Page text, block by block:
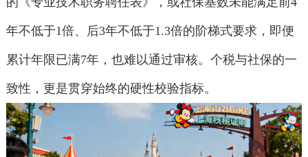
年不低于1倍、后3年不低于1.3倍的阶梯式要求，即便
累计年限已满7年，也难以通过审核。个税与社保的一
致性，更是贯穿始终的硬性校验指标。